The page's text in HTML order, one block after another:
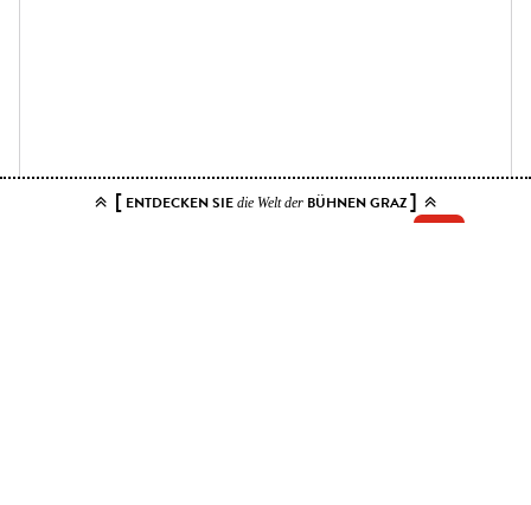
[ENTDECKEN SIE die Welt derBÜHNEN GRAZ]